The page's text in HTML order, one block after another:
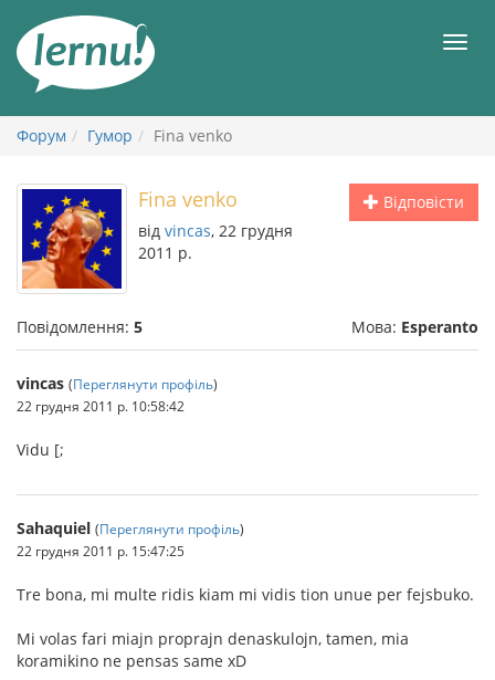
змісту
Форум Гумор Fina venko
Відповісти
Fina venko
від vincas, 22 грудня
2011 р.
Повідомлення: 5 Мова: Esperanto
vincas (Переглянути профіль)
22 грудня 2011 р. 10:58:42
Vidu [;
Sahaquiel (Переглянути профіль)
22 грудня 2011 р. 15:47:25
Tre bona, mi multe ridis kiam mi vidis tion unue per fejsbuko.
Mi volas fari miajn proprajn denaskulojn, tamen, mia
koramikino ne pensas same xD